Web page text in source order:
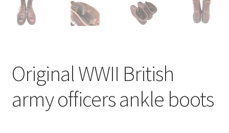
Original WWII British
army officers ankle boots